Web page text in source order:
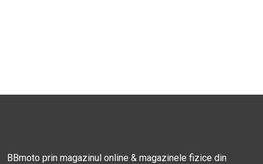
BBmoto prin magazinul online & magazinele fizice din